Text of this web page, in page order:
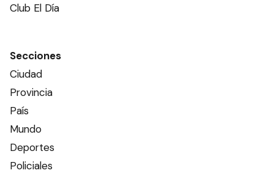
Club El Día
Secciones
Ciudad
Provincia
País
Mundo
Deportes
Policiales